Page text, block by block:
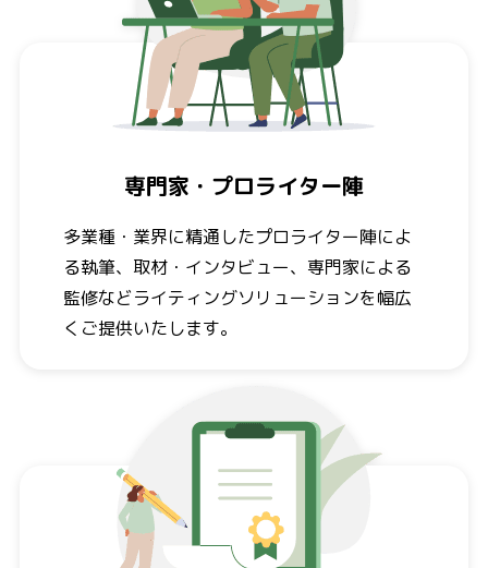
専門家・プロライター陣
多業種・業界に精通したプロライター陣によ
る執筆、取材・インタビュー、専門家による
監修などライティングソリューションを幅広
くご提供いたします。